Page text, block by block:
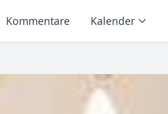
Kommentare Kalender